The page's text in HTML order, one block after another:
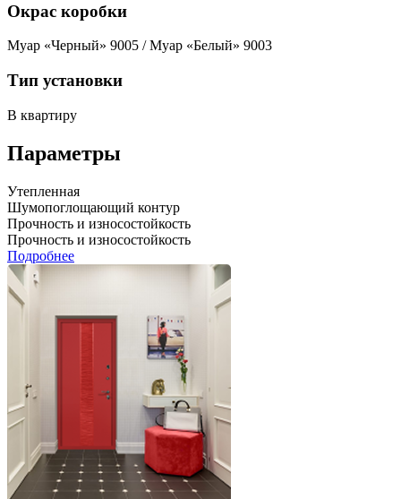
Окрас коробки
Муар «Черный» 9005 / Муар «Белый» 9003
Тип установки
В квартиру
Параметры
Утепленная
Шумопоглощающий контур
Прочность и износостойкость
Прочность и износостойкость
Подробнее